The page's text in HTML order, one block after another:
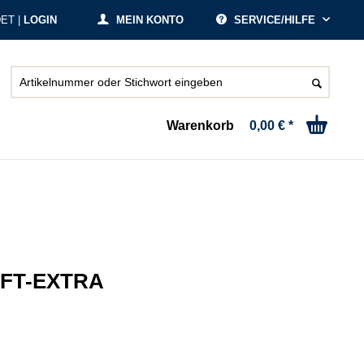
SERVICE/HILFE
MEIN KONTO
| LOGIN
Warenkorb 0,00 € *
EXTRA